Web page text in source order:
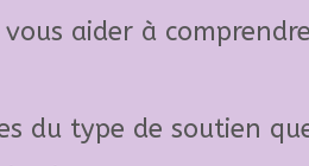
aider à
du type de soutien